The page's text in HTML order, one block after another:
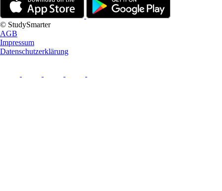
© StudySmarter
AGB
Impressum
Datenschutzerklärung